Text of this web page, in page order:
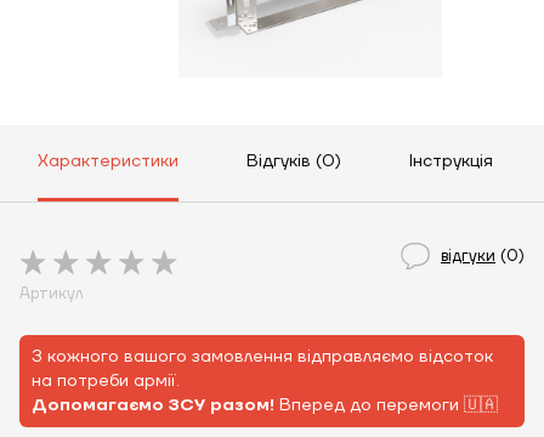
Характеристики Відгуків (0) Інструкція
відгуки (0)
Артикул
З кожного вашого замовлення відправляємо відсоток
на потреби армії.
Допомагаємо ЗСУ разом! Вперед до перемоги 🇺🇦